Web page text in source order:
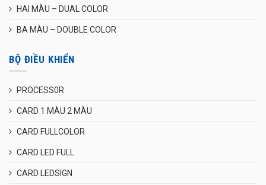
HAI MÀU – DUAL COLOR
BA MÀU – DOUBLE COLOR
BỘ ĐIỀU KHIỂN
PROCESS0R
CARD 1 MÀU 2 MÀU
CARD FULLCOLOR
CARD LED FULL
CARD LEDSIGN